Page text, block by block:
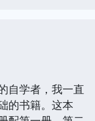
自学者，我一直
的书籍。这本